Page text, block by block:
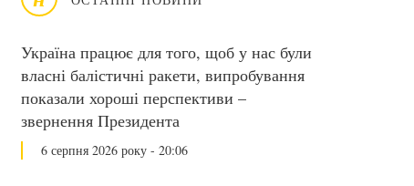
Україна працює для того, щоб у нас були
власні балістичні ракети, випробування
показали хороші перспективи –
звернення Президента
6 серпня 2026 року - 20:06